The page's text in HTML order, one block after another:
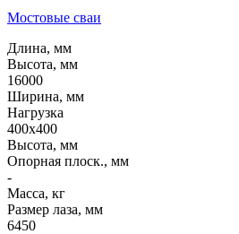
Мостовые сваи
Длина, мм
Высота, мм
16000
Ширина, мм
Нагрузка
400х400
Высота, мм
Опорная плоск., мм
-
Масса, кг
Размер лаза, мм
6450